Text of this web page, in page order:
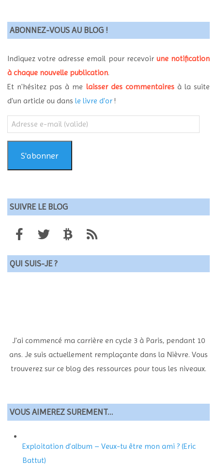
ABONNEZ-VOUS AU BLOG !
Indiquez votre adresse email pour recevoir une notification
à chaque nouvelle publication.
Et n'hésitez pas à me laisser des commentairesà la suite
d'un article ou dans le livre d'or !
Adresse
e-
mail
(valide)S'abonner
SUIVRE LE BLOG
QUI SUIS-JE ?
J'ai commencé ma carrière en cycle 3 à Paris, pendant 10
ans. Je suis actuellement remplaçante dans la Nièvre. Vous
trouverez sur ce blog des ressources pour tous les niveaux.
VOUS AIMEREZ SUREMENT…
Exploitation d’album – Veux-tu être mon ami ? (Eric
Battut)